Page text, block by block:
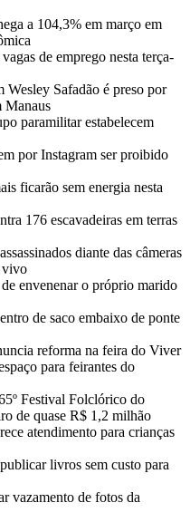
a 104,3% em março em
de emprego nesta terça-
Wesley Safadão é preso por
Manaus
paramilitar estabelecem
por Instagram ser proibido
ficarão sem energia nesta
176 escavadeiras em terras
diante das câmeras
vivo
envenenar o próprio marido
de saco embaixo de ponte
reforma na feira do Viver
para feirantes do
Festival Folclórico do
de quase R$ 1,2 milhão
atendimento para crianças
livros sem custo para
vazamento de fotos da